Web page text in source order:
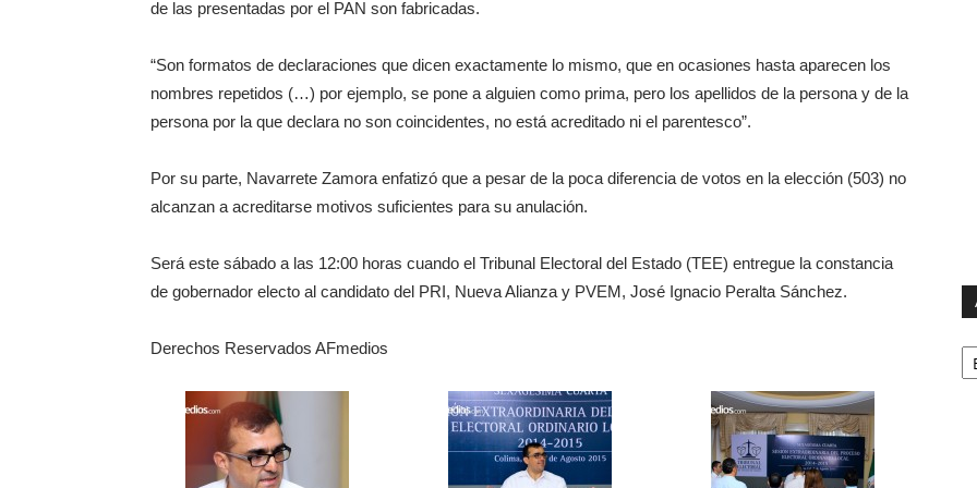
de las presentadas por el PAN son fabricadas.
“Son formatos de declaraciones que dicen exactamente lo mismo, que en ocasiones hasta aparecen los
nombres repetidos (…) por ejemplo, se pone a alguien como prima, pero los apellidos de la persona y de la
persona por la que declara no son coincidentes, no está acreditado ni el parentesco”.
Por su parte, Navarrete Zamora enfatizó que a pesar de la poca diferencia de votos en la elección (503) no
alcanzan a acreditarse motivos suficientes para su anulación.
Será este sábado a las 12:00 horas cuando el Tribunal Electoral del Estado (TEE) entregue la constancia
de gobernador electo al candidato del PRI, Nueva Alianza y PVEM, José Ignacio Peralta Sánchez.
Derechos Reservados AFmedios